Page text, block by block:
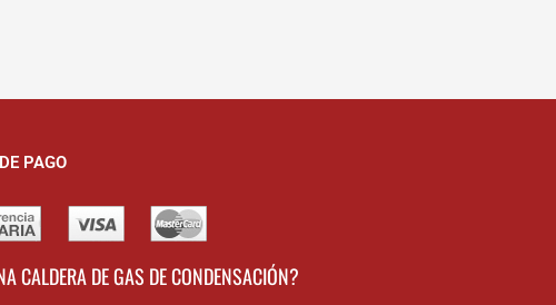
PAGO
CALDERA DE GAS DE CONDENSACIÓN?